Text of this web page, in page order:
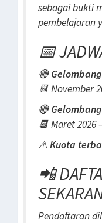
sebagai bukti
pembelajaran
📅
🔴
📆 November
🔴
📆 Maret 2026
⚠️Kuota
📲
Pendaftaran